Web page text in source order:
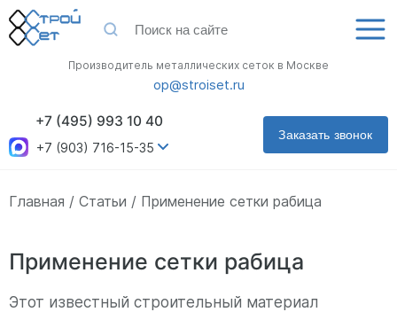
Заказать звонок
+7 (495) 993 10 40
+7 (903) 716-15-35
Производитель металлических сеток в Москве
op@stroiset.ru
Главная Статьи Применение сетки рабица
Применение сетки рабица
Этот известный строительный материал